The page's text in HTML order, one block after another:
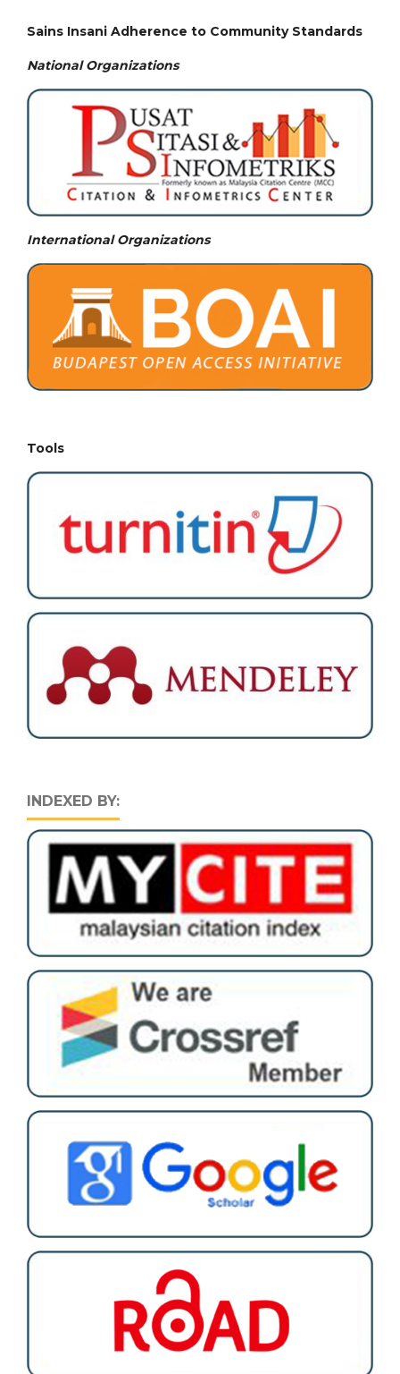
Sains Insani Adherence to Community Standards
National Organizations
International Organizations
Tools
INDEXED BY: